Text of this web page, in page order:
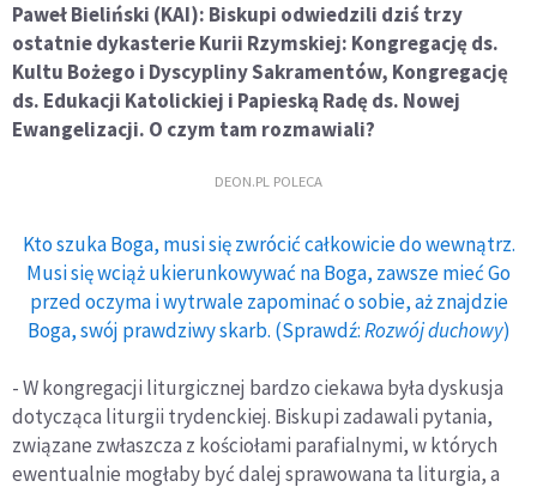
Paweł Bieliński (KAI): Biskupi odwiedzili dziś trzy
ostatnie dykasterie Kurii Rzymskiej: Kongregację ds.
Kultu Bożego i Dyscypliny Sakramentów, Kongregację
ds. Edukacji Katolickiej i Papieską Radę ds. Nowej
Ewangelizacji. O czym tam rozmawiali?
DEON.PL POLECA
Kto szuka Boga, musi się zwrócić całkowicie do wewnątrz.
Musi się wciąż ukierunkowywać na Boga, zawsze mieć Go
przed oczyma i wytrwale zapominać o sobie, aż znajdzie
Boga, swój prawdziwy skarb. (Sprawdź:Rozwój duchowy)
- W kongregacji liturgicznej bardzo ciekawa była dyskusja
dotycząca liturgii trydenckiej. Biskupi zadawali pytania,
związane zwłaszcza z kościołami parafialnymi, w których
ewentualnie mogłaby być dalej sprawowana ta liturgia, a